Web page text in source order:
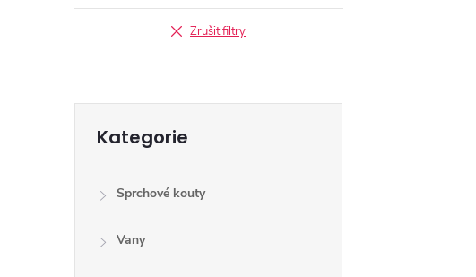
Zrušit filtry
kategorie
Kategorie
Sprchové kouty
Vany